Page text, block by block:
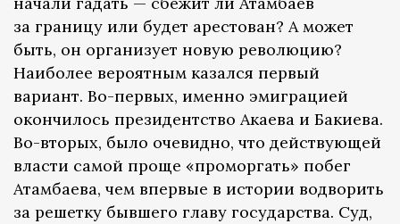
за границу или будет арестован? А может
быть, он организует новую революцию?
Наиболее вероятным казался первый
вариант. Во-первых, именно эмиграцией
окончилось президентство Акаева и Бакиева.
Во-вторых, было очевидно, что действующей
власти самой проще «проморгать» побег
Атамбаева, чем впервые в истории водворить
за решетку бывшего главу государства. Суд,